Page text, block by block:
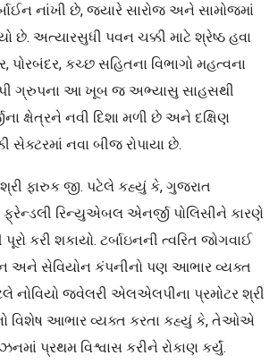
નાંખી છે, જ્યારે સારોજ અને સામોજમાં
છે. અત્યારસુધી પવન ચક્કી માટે શ્રેષ્ઠ હવા
પોરબંદર, કચ્છ સહિતના વિભાગો મહત્વના
ગ્રુપના આ ખૂબ જ અભ્યાસુ સાહસથી
ક્ષેત્રને નવી દિશા મળી છે અને દક્ષિણ
સેક્ટરમાં નવા બીજ રોપાયા છે.
ફારુક જી. પટેલે કહ્યું કે, ગુજરાત
રિન્યુએબલ એનર્જી પોલિસીને કારણે
કરી શકાયો. ટર્બાઇનની ત્વરિત જોગવાઈ
અને સેવિયોન કંપનીનો પણ આભાર વ્યક્ત
નોવિયો જ્વેલરી એલએલપીના પ્રમોટર શ્રી
વિશેષ આભાર વ્યક્ત કરતા કહ્યું કે, તેઓએ
પ્રથમ વિશ્વાસ કરીને રોકાણ કર્યું.